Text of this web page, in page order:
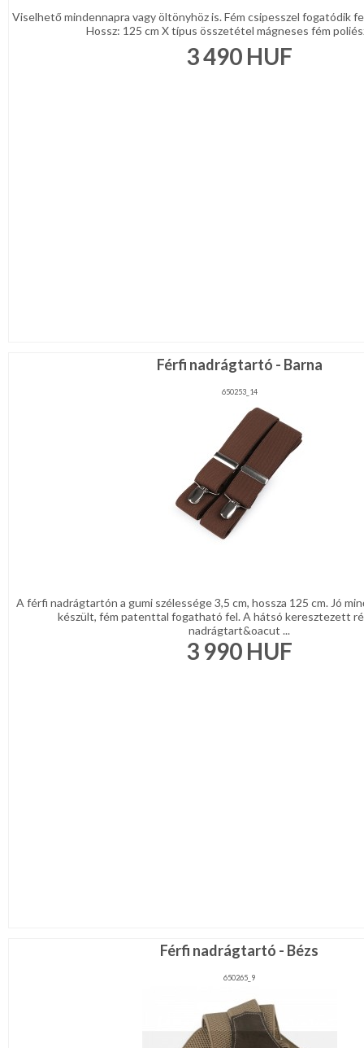
Viselhető mindennapra vagy öltönyhöz is. Fém csipesszel fogatódik
Hossz: 125 cm X típus összetétel mágneses fém
3 490 HUF
Férfi nadrágtartó - Barna
650253_14
A férfi nadrágtartón a gumi szélessége 3,5 cm, hossza 125 cm. Jó
készült, fém patenttal fogatható fel. A hátsó keresztezett
nadrágtart&oacut ...
3 990 HUF
Férfi nadrágtartó - Bézs
650265_9